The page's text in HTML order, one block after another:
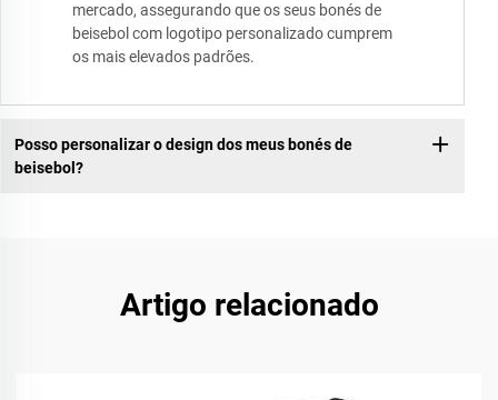
mercado, assegurando que os seus bonés de
beisebol com logotipo personalizado cumprem
os mais elevados padrões.
Posso personalizar o design dos meus bonés de
beisebol?
Artigo relacionado